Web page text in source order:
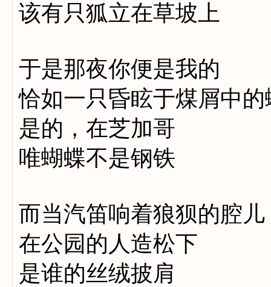
该有只狐立在草坡上
于是那夜你便是我的
恰如一只昏眩于煤屑中的
是的，在芝加哥
唯蝴蝶不是钢铁
而当汽笛响着狼狈的腔儿
在公园的人造松下
是谁的丝绒披肩